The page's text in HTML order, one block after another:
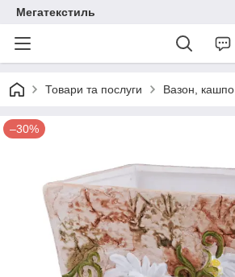
Мегатекстиль
Товари та послуги Вазон, кашпо
–30%